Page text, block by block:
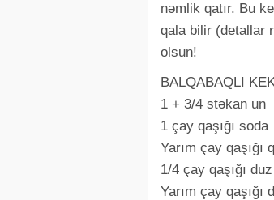
nəmlik qatır. Bu
qala bilir (detallar
olsun!
BALQABAQLI
1 + 3/4 stəkan un
1 çay qaşığı soda
Yarım çay qaşığı
1/4 çay qaşığı duz
Yarım çay qaşığı